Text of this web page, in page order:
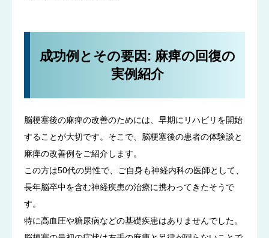
成功例とその要因: 麻痺の回復の
実例紹介
脳梗塞後の麻痺の改善のためには、早期にリハビリを開始
することが大切です。そこで、脳梗塞後の患者の体験談と
麻痺の改善例をご紹介します。
この方は50代の男性で、ご自身も神経内科の医師として、
長年脳卒中を含む神経疾患の治療に携わってきたそうで
す。
特に高血圧や糖尿病などの基礎疾患はありませんでした。